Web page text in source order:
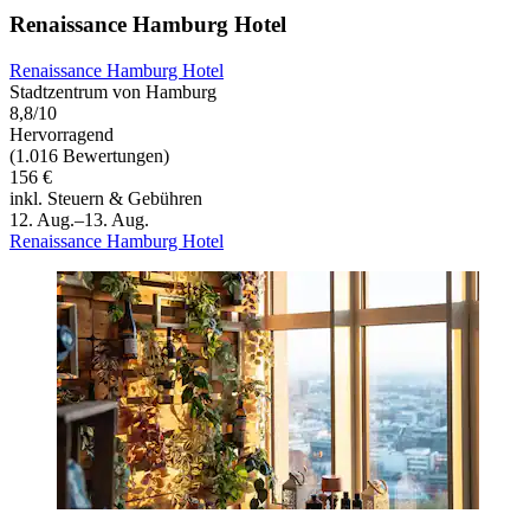
Renaissance Hamburg Hotel
Renaissance Hamburg Hotel
Stadtzentrum von Hamburg
8,8/10
Hervorragend
(1.016 Bewertungen)
156 €
inkl. Steuern & Gebühren
12. Aug.–13. Aug.
Renaissance Hamburg Hotel